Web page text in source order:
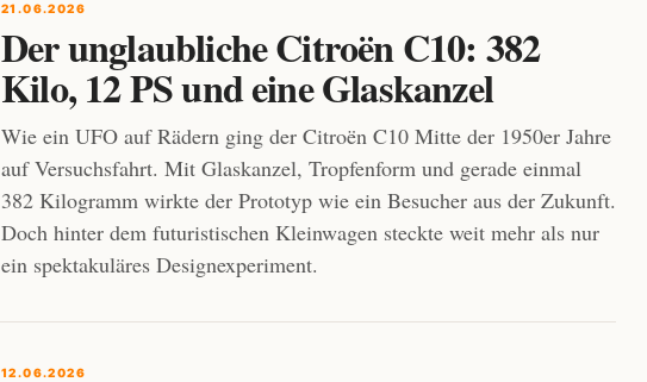
21.06.2026
Der unglaubliche Citroën C10: 382
Kilo, 12 PS und eine Glaskanzel
Wie ein UFO auf Rädern ging der Citroën C10 Mitte der 1950er Jahre
auf Versuchsfahrt. Mit Glaskanzel, Tropfenform und gerade einmal
382 Kilogramm wirkte der Prototyp wie ein Besucher aus der Zukunft.
Doch hinter dem futuristischen Kleinwagen steckte weit mehr als nur
ein spektakuläres Designexperiment.
12.06.2026